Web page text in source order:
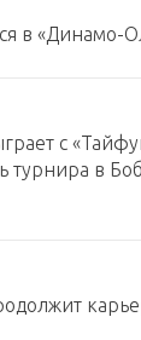
в «Динамо-
с
турнира в